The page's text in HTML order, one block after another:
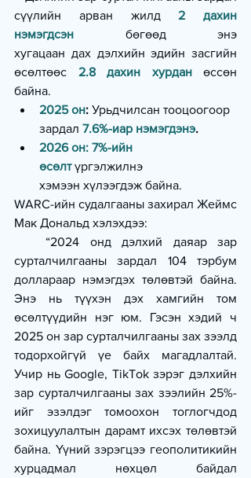
сүүлийн арван жилд 2 дахин
нэмэгдсэн бөгөөд энэ
хугацаан дах дэлхийн эдийн засгийн
өсөлтөөс 2.8 дахин хурдан өссөн
байна.
2025 он: Урьдчилсан тооцоогоор
зардал 7.6%-иар нэмэгдэнэ.
2026 он: 7%-ийн
өсөлт үргэлжилнэ
хэмээн хүлээгдэж байна.
WARC-ийн судалгааны захирал Жеймс
Мак Дональд хэлэхдээ:
   “2024 онд дэлхий даяар зар
сурталчилгааны зардал 104 тэрбум
доллараар нэмэгдэх төлөвтэй байна.
Энэ нь түүхэн дэх хамгийн том
өсөлтүүдийн нэг юм. Гэсэн хэдий ч
2025 он зар сурталчилгааны зах зээлд
тодорхойгүй үе байх магадлалтай.
Учир нь Google, TikTok зэрэг дэлхийн
зар сурталчилгааны зах зээлийн 25%-
ийг эзэлдэг томоохон тоглогчдод
зохицуулалтын дарамт ихсэх төлөвтэй
байна. Үүний зэрэгцээ геополитикийн
хурцадмал нөхцөл байдал